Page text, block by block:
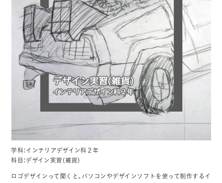
学科：インテリアデザイン科２年
科目：デザイン実習（雑貨）
ロゴデザインって聞くと、パソコンやデザインソフトを使って制作するイ